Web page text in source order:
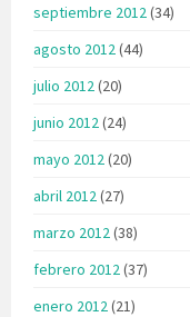
septiembre 2012(34)
agosto 2012(44)
julio 2012(20)
junio 2012(24)
mayo 2012(20)
abril 2012(27)
marzo 2012(38)
febrero 2012(37)
enero 2012(21)